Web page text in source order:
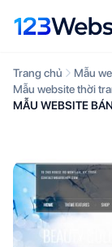
Trang chủ Mẫu
Mẫu website thời
MẪU WEBSITE